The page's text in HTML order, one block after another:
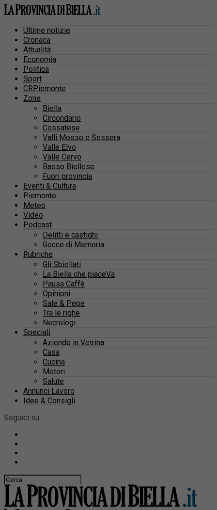
Ultime notizie
Cronaca
Attualità
Economia
Politica
Sport
CRPiemonte
Zone
Biella
Circondario
Cossatese
Valli Mosso e Sessera
Valle Elvo
Valle Cervo
Basso Biellese
Fuori provincia
Eventi & Cultura
Piemonte
Meteo
Video
Podcast
Delitti e castighi
Gocce di Memoria
Rubriche
Gli Sbiellati
La Biella che piaceVa
Pausa Caffè
Opinioni
Sale & Pepe
Tra le righe
Necrologi
Speciali
Aziende in Vetrina
Casa
Cucina
Motori
Salute
Annunci Lavoro
Idee & Consigli
Seguici su